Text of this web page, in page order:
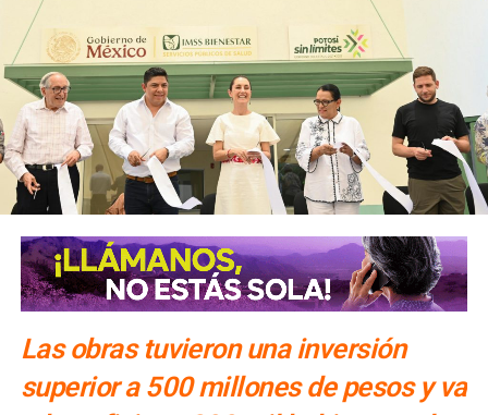
Las obras tuvieron una inversión
superior a 500 millones de pesos y va